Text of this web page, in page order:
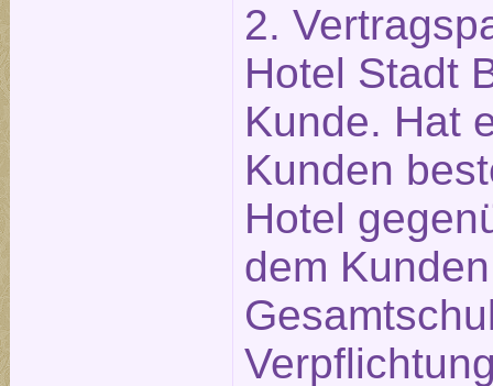
2.
Hotel Stadt
Kunde. Hat
Kunden
Hotel
dem